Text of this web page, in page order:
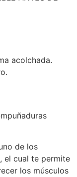
acolchada.
de los
el cual te permite
los músculos